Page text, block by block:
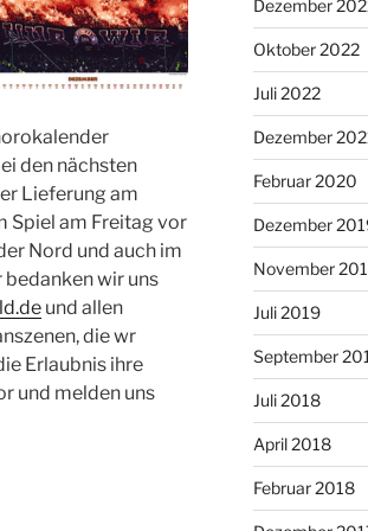
den nächsten
Lieferung am
Spiel am Freitag vor
Nord und auch im
bedanken wir uns
und allen
die wr
Erlaubnis ihre
und melden uns
Dezember
Oktober 2022
Juli 2022
Dezember
Februar 2020
Dezember
November
Juli 2019
September
Juli 2018
April 2018
Februar 2018